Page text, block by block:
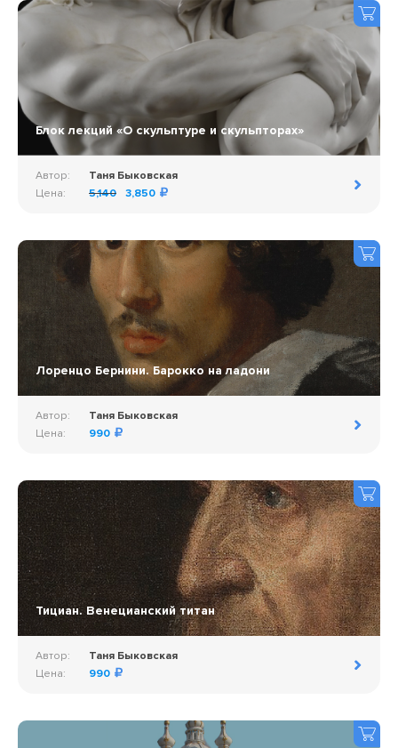
Блок лекций «О скульптуре и скульпторах»
Автор:
Таня Быковская
Цена:
5,140 3,850
Лоренцо Бернини. Барокко на ладони
Автор:
Таня Быковская
Цена:
990
Тициан. Венецианский титан
Автор:
Таня Быковская
Цена:
990